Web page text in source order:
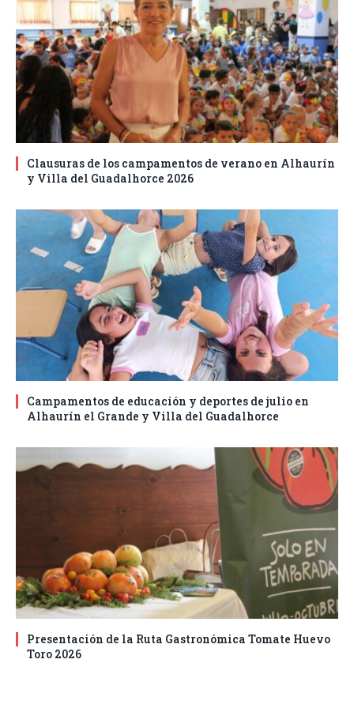
Clausuras de los campamentos de verano en Alhaurín
y Villa del Guadalhorce 2026
Campamentos de educación y deportes de julio en
Alhaurín el Grande y Villa del Guadalhorce
Presentación de la Ruta Gastronómica Tomate Huevo
Toro 2026